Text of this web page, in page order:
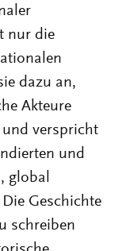
nur die
dazu an,
Akteure
und verspricht
und
global
Die Geschichte
schreiben